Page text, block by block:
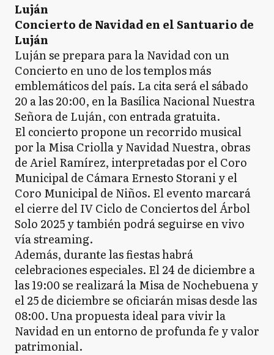
Luján
Concierto de Navidad en el Santuario de
Luján
Luján se prepara para la Navidad con un
Concierto en uno de los templos más
emblemáticos del país. La cita será el sábado
20 a las 20:00, en la Basílica Nacional Nuestra
Señora de Luján, con entrada gratuita.
El concierto propone un recorrido musical
por la Misa Criolla y Navidad Nuestra, obras
de Ariel Ramírez, interpretadas por el Coro
Municipal de Cámara Ernesto Storani y el
Coro Municipal de Niños. El evento marcará
el cierre del IV Ciclo de Conciertos del Árbol
Solo 2025 y también podrá seguirse en vivo
vía streaming.
Además, durante las fiestas habrá
celebraciones especiales. El 24 de diciembre a
las 19:00 se realizará la Misa de Nochebuena y
el 25 de diciembre se oficiarán misas desde las
08:00. Una propuesta ideal para vivir la
Navidad en un entorno de profunda fe y valor
patrimonial.